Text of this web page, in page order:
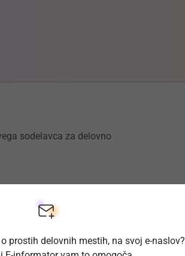
sodelavca za delovno
prostih delovnih mestih, na svoj e-naslov?